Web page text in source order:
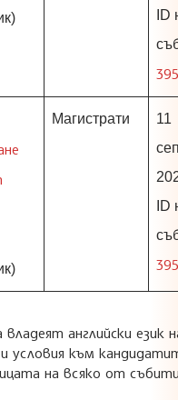
ID
Магистрати
11
ID
английски език
условия към
на всяко от